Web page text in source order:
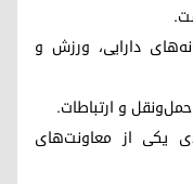
دارایی، ورزش و
و ارتباطات.
یکی از معاونت‌های